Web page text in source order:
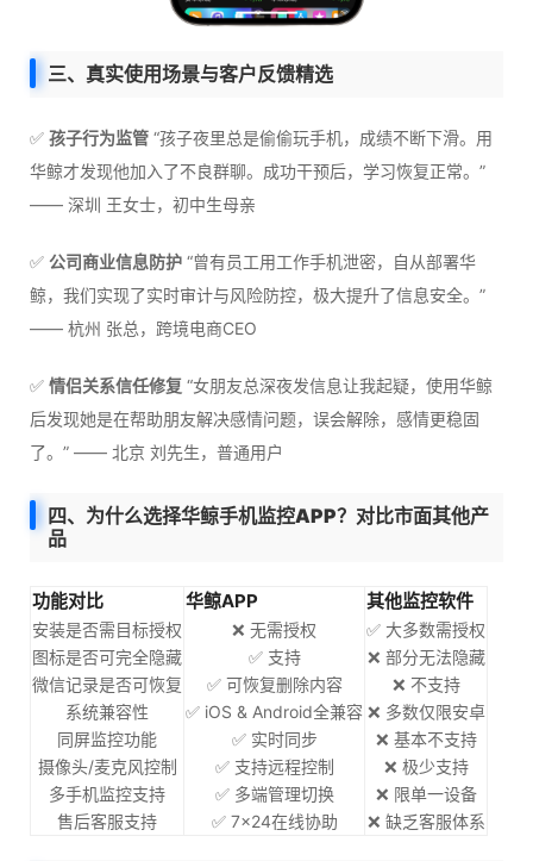
三、真实使用场景与客户反馈精选
✅ 孩子行为监管 “孩子夜里总是偷偷玩手机，成绩不断下滑。用
华鲸才发现他加入了不良群聊。成功干预后，学习恢复正常。”
—— 深圳 王女士，初中生母亲
✅ 公司商业信息防护 “曾有员工用工作手机泄密，自从部署华
鲸，我们实现了实时审计与风险防控，极大提升了信息安全。”
—— 杭州 张总，跨境电商CEO
✅ 情侣关系信任修复 “女朋友总深夜发信息让我起疑，使用华鲸
后发现她是在帮助朋友解决感情问题，误会解除，感情更稳固
了。” —— 北京 刘先生，普通用户
四、为什么选择华鲸手机监控APP？对比市面其他产
品
功能对比 华鲸APP 其他监控软件
安装是否需目标授权 ❌ 无需授权
✅ 大多数需授权
图标是否可完全隐藏
✅ 支持
❌ 部分无法隐藏
微信记录是否可恢复
✅ 可恢复删除内容
❌ 不支持
系统兼容性
✅ iOS & Android全兼容 ❌ 多数仅限安卓
同屏监控功能
✅ 实时同步
❌ 基本不支持
摄像头/麦克风控制
✅ 支持远程控制
❌ 极少支持
多手机监控支持
✅ 多端管理切换
❌ 限单一设备
售后客服支持
✅ 7×24在线协助 ❌ 缺乏客服体系